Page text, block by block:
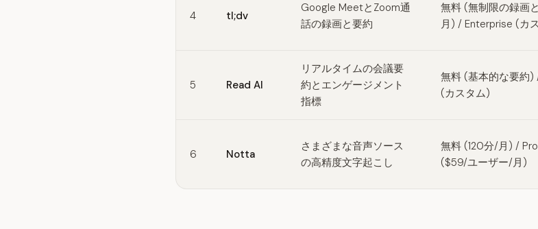
4 tl;dv
Google MeetとZoom通
話の録画と要約
無料 (無制限の録画
月) / Enterprise (カ
5 Read AI
リアルタイムの会議要
約とエンゲージメント
指標
無料 (基本的な要約
(カスタム)
6 Notta
さまざまな音声ソース
の高精度文字起こし
無料 (120分/月) /
($59/ユーザー/月)